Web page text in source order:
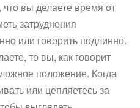
вы делаете время от
затруднения
или говорить подлинно.
то вы, как говорит
положение. Когда
или цепляетесь за